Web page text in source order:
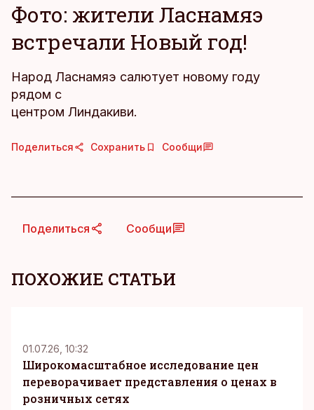
Фото: жители Ласнамяэ
встречали Новый год!
Народ Ласнамяэ салютует новому году
рядом с
центром Линдакиви.
Поделиться Сохранить Сообщи
Поделиться Сообщи
ПОХОЖИЕ СТАТЬИ
01.07.26, 10:32
Широкомасштабное исследование цен
переворачивает представления о ценах в
розничных сетях